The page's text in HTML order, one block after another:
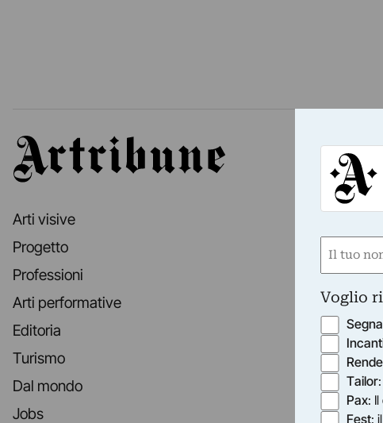
Artribune
Arti visive
Progetto
Professioni
Arti performative
Editoria
Turismo
Dal mondo
Jobs
Nome
Voglio
Tailor
Pax:
Fest: